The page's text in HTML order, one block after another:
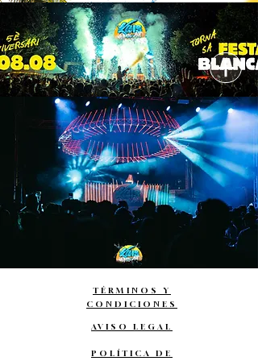
TÉRMINOS Y
CONDICIONES
AVISO LEGAL
POLÍTICA DE